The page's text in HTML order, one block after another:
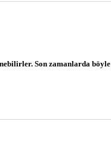
Son zamanlarda